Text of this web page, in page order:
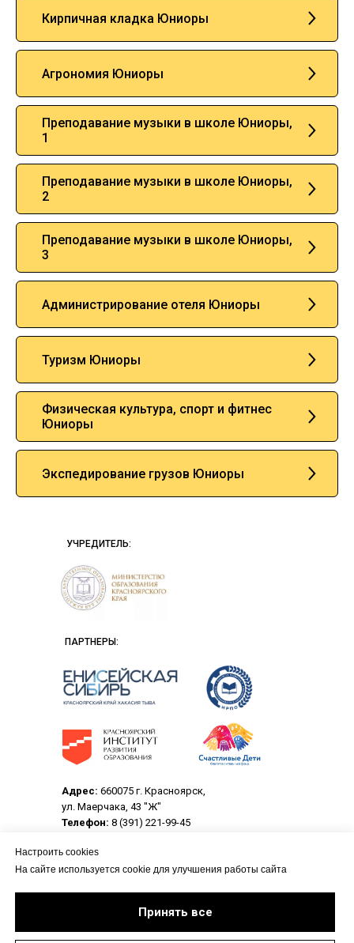
Кирпичная кладка Юниоры
Агрономия Юниоры
Преподавание музыки в школе Юниоры,
1
Преподавание музыки в школе Юниоры,
2
Преподавание музыки в школе Юниоры,
3
Администрирование отеля Юниоры
Туризм Юниоры
Физическая культура, спорт и фитнес
Юниоры
Экспедирование грузов Юниоры
Настроить cookies
На сайте используется cookie для улучшения работы сайта
Принять все
УЧРЕДИТЕЛЬ:
ПАРТНЕРЫ:
Адрес: 660075 г. Красноярск,
ул. Маерчака, 43 "Ж"
Телефон: 8 (391) 221-99-45
© 2013-2026 Центр развития профессионального
авторского права (в том числе дизайн). Запрещается